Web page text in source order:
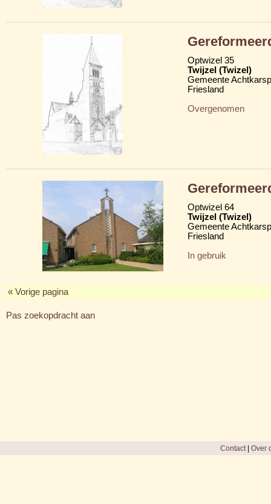
Optwizel 35
Twijzel (Twizel)
Gemeente
Friesland
Overgenomen
Optwizel 64
Twijzel (Twizel)
Gemeente
Friesland
In gebruik
« Vorige pagina
Pas zoekopdracht aan
Contact| Over